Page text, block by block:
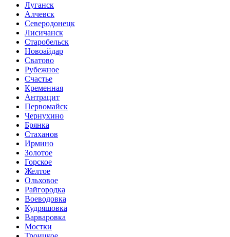
Луганск
Алчевск
Северодонецк
Лисичанск
Старобельск
Новоайдар
Сватово
Рубежное
Счастье
Кременная
Антрацит
Первомайск
Чернухино
Брянка
Стаханов
Ирмино
Золотое
Горское
Желтое
Ольховое
Райгородка
Воеводовка
Кудряшовка
Варваровка
Мостки